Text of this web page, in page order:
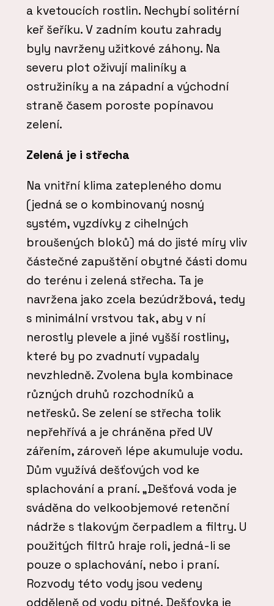
a kvetoucích rostlin. Nechybí solitérní
keř šeříku. V zadním koutu zahrady
byly navrženy užitkové záhony. Na
severu plot oživují maliníky a
ostružiníky a na západní a východní
straně časem poroste popínavou
zelení.
Zelená je i střecha
Na vnitřní klima zatepleného domu
(jedná se o kombinovaný nosný
systém, vyzdívky z cihelných
broušených bloků) má do jisté míry vliv
částečné zapuštění obytné části domu
do terénu i zelená střecha. Ta je
navržena jako zcela bezúdržbová, tedy
s minimální vrstvou tak, aby v ní
nerostly plevele a jiné vyšší rostliny,
které by po zvadnutí vypadaly
nevzhledně. Zvolena byla kombinace
různých druhů rozchodníků a
netřesků. Se zelení se střecha tolik
nepřehřívá a je chráněna před UV
zářením, zároveň lépe akumuluje vodu.
Dům využívá dešťových vod ke
splachování a praní. „Dešťová voda je
sváděna do velkoobjemové retenční
nádrže s tlakovým čerpadlem a filtry. U
použitých filtrů hraje roli, jedná-li se
pouze o splachování, nebo i praní.
Rozvody této vody jsou vedeny
odděleně od vody pitné. Dešťovka je